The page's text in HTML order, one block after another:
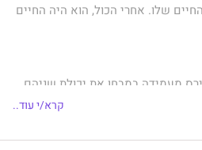
שלו. אחרי הכול, הוא היה החיים
מעמידה במבחן את יכולת שניהם
הלאה ביחד היא עם דלתות
המצולקים, אך הם מחויבים
קרא/י עוד..